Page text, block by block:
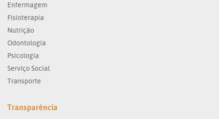
Enfermagem
Fisioterapia
Nutrição
Odontologia
Psicologia
Serviço Social
Transporte
Transparência